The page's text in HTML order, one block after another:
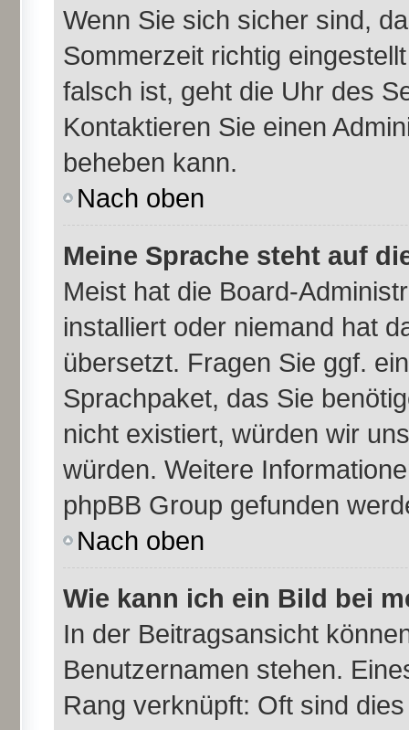
Wenn Sie sich sicher sind,
Sommerzeit richtig
falsch ist, geht die Uhr des
Kontaktieren Sie einen
beheben kann.
Nach oben
Meine Sprache steht auf
Meist hat die Board-
installiert oder niemand hat
übersetzt. Fragen Sie ggf.
Sprachpaket, das Sie
nicht existiert, würden wir
würden. Weitere
phpBB Group gefunden
Nach oben
Wie kann ich ein Bild bei
In der Beitragsansicht
Benutzernamen stehen.
Rang verknüpft: Oft sind